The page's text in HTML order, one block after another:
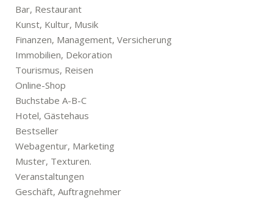
Bar, Restaurant
Kunst, Kultur, Musik
Finanzen, Management, Versicherung
Immobilien, Dekoration
Tourismus, Reisen
Online-Shop
Buchstabe A-B-C
Hotel, Gästehaus
Bestseller
Webagentur, Marketing
Muster, Texturen.
Veranstaltungen
Geschäft, Auftragnehmer